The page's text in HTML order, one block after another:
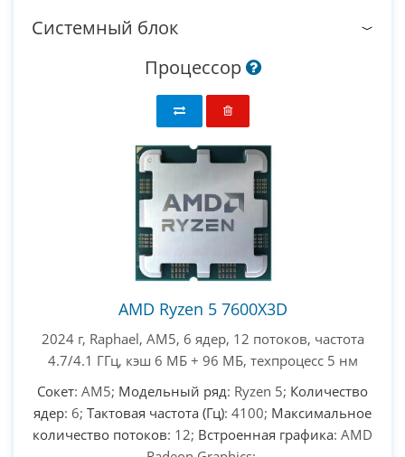
Системный блок
Процессор
AMD Ryzen 5 7600X3D
2024 г, Raphael, AM5, 6 ядер, 12 потоков, частота
4.7/4.1 ГГц, кэш 6 МБ + 96 МБ, техпроцесс 5 нм
Сокет: AM5; Модельный ряд: Ryzen 5; Количество
ядер: 6; Тактовая частота (Гц): 4100; Максимальное
количество потоков: 12; Встроенная графика: AMD